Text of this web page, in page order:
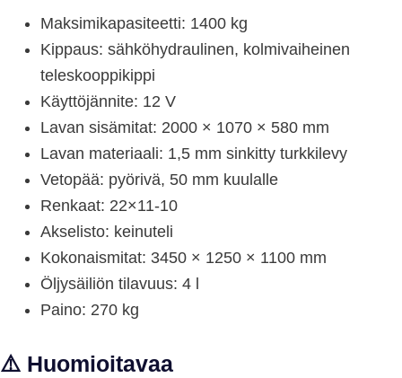
Maksimikapasiteetti: 1400 kg
Kippaus: sähköhydraulinen, kolmivaiheinen
teleskooppikippi
Käyttöjännite: 12 V
Lavan sisämitat: 2000 × 1070 × 580 mm
Lavan materiaali: 1,5 mm sinkitty turkkilevy
Vetopää: pyörivä, 50 mm kuulalle
Renkaat: 22×11-10
Akselisto: keinuteli
Kokonaismitat: 3450 × 1250 × 1100 mm
Öljysäiliön tilavuus: 4 l
Paino: 270 kg
⚠️ Huomioitavaa